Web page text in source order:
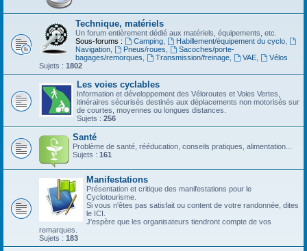
Technique, matériels
Un forum entièrement dédié aux matériels, équipements, etc.
Sous-forums :
Camping, Habillement/équipement du cyclo,
Navigation
Pneus/roues
Sacoches/porte-
bagages/remorques
Transmission/freinage, VAE,
Vélos
Sujets : 1802
Les voies cyclables
Information et développement des Véloroutes et Voies Vertes,
itinéraires sécurisés destinés aux déplacements non motorisés sur
de courtes, moyennes ou longues distances.
Sujets : 256
Santé
Problème de santé, rééducation, conseils pratiques, alimentation...
Sujets : 161
Manifestations
Présentation et critique des manifestations pour le
Cyclotourisme.
Si vous n'êtes pas satisfait ou content de votre randonnée, dites
le ICI.
J'espère que les organisateurs tiendront compte de vos
remarques.
Sujets : 183